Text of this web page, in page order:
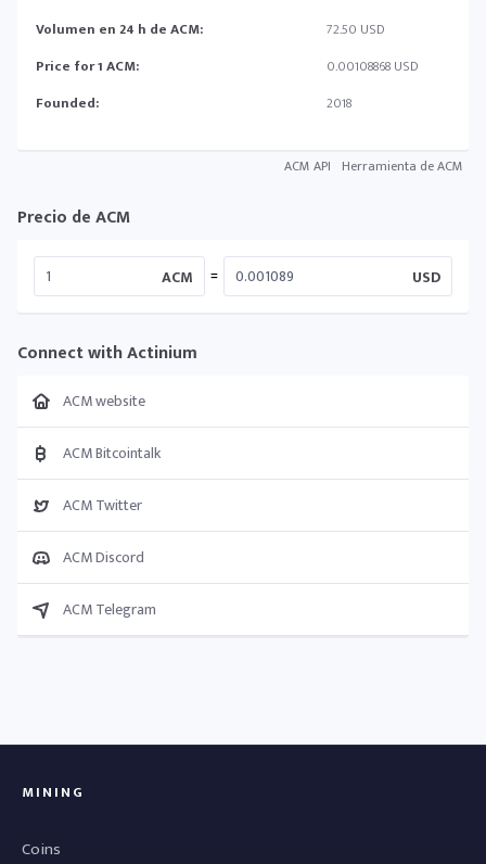
Volumen en 24 h de ACM:
72.50 USD
Price for 1 ACM:
0.00108868 USD
Founded:
2018
ACM API Herramienta de ACM
Precio de ACM
ACM = USD
Connect with Actinium
ACM website
ACM Bitcointalk
ACM Twitter
ACM Discord
ACM Telegram
MINING
Coins